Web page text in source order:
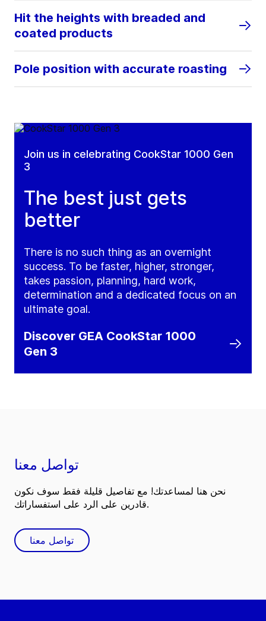
Hit the heights with breaded and
coated products
Pole position with accurate roasting
Join us in celebrating CookStar 1000 Gen
3
The best just gets
better
There is no such thing as an overnight
success. To be faster, higher, stronger,
takes passion, planning, hard work,
determination and a dedicated focus on an
ultimate goal.
Discover GEA CookStar 1000
Gen 3
تواصل معنا
نحن هنا لمساعدتك! مع تفاصيل قليلة فقط سوف نكون
قادرين على الرد على استفساراتك.
تواصل معنا